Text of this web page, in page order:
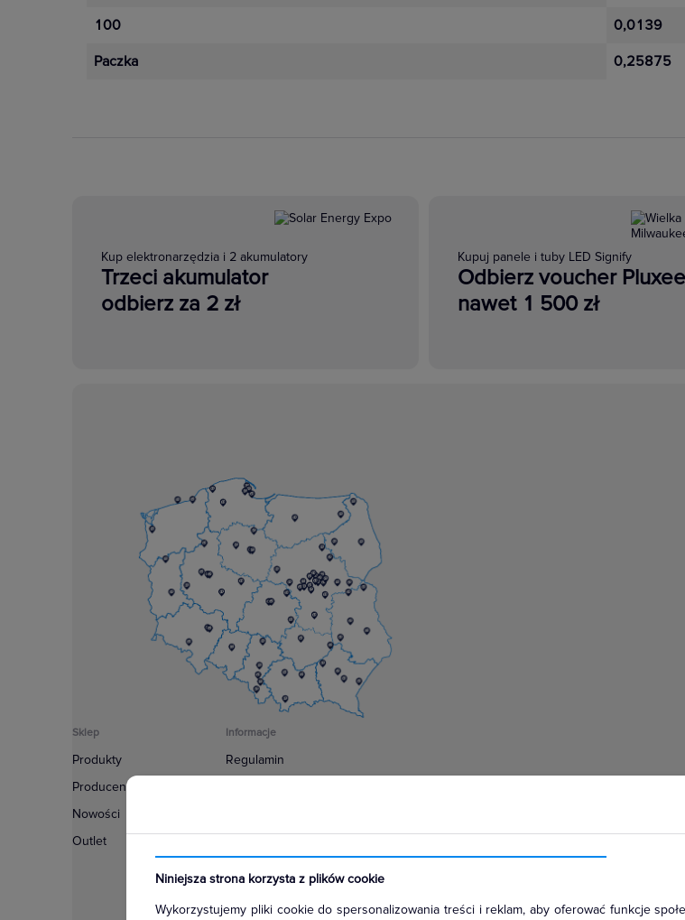
Niniejsza strona korzysta z plików cookie
Wykorzystujemy pliki cookie do spersonalizowania treści i reklam, aby oferować funkcje
100
Paczka
0,0139
0,25875
Kup elektronarzędzia i 2 akumulatory
Trzeci akumulator
odbierz za 2 zł
Kupuj panele i tuby LED Signify
Odbierz voucher Pluxee
nawet 1 500 zł
Sklep
Produkty
Producenci
Nowości
Outlet
Informacje
Regulamin